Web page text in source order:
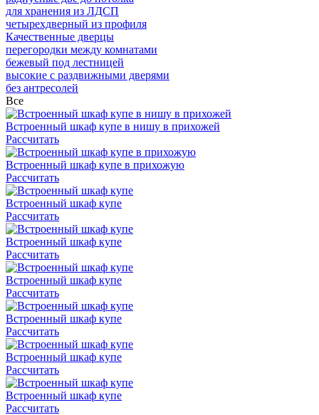
для хранения из ЛДСП
четырехдверный из профиля
Качественные дверцы
перегородки между комнатами
бежевый под лестницей
высокие с раздвижными дверями
без антресолей
Все
Встроенный шкаф купе в нишу в прихожей
Рассчитать
Встроенный шкаф купе в прихожую
Рассчитать
Встроенный шкаф купе
Рассчитать
Встроенный шкаф купе
Рассчитать
Встроенный шкаф купе
Рассчитать
Встроенный шкаф купе
Рассчитать
Встроенный шкаф купе
Рассчитать
Встроенный шкаф купе
Рассчитать